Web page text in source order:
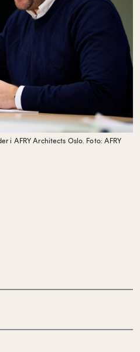
i AFRY Architects Oslo. Foto: AFRY